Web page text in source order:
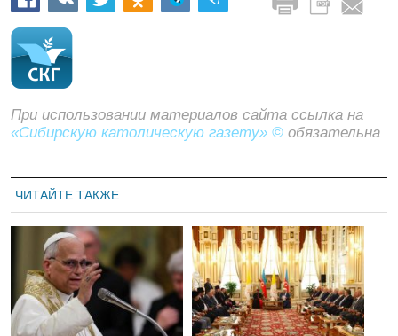
При использовании материалов сайта ссылка на
«Сибирскую католическую газету» © обязательна
ЧИТАЙТЕ ТАКЖЕ